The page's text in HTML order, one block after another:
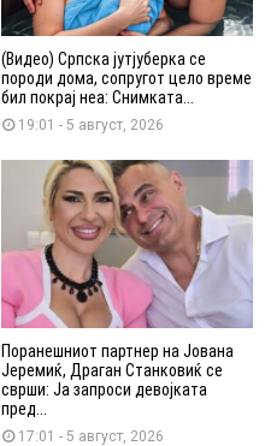
(Видео) Српска јутјуберка се
породи дома, сопругот цело време
бил покрај неа: Снимката...
19:01 - 5 август, 2026
Поранешниот партнер на Јована
Јеремиќ, Драган Станковиќ се
сврши: Ја запроси девојката
пред...
17:01 - 5 август, 2026